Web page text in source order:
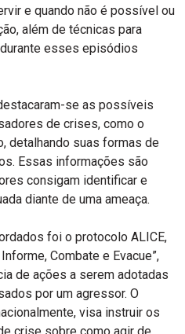
e quando não é possível ou
além de técnicas para
esses episódios
se as possíveis
de crises, como o
detalhando suas formas de
Essas informações são
consigam identificar e
diante de uma ameaça.
foi o protocolo ALICE,
Combate e Evacue”,
de ações a serem adotadas
por um agressor. O
visa instruir os